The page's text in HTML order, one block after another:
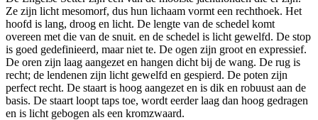
Ze zijn licht mesomorf, dus hun lichaam vormt een rechthoek. Het
hoofd is lang, droog en licht. De lengte van de schedel komt
overeen met die van de snuit. en de schedel is licht gewelfd. De stop
is goed gedefinieerd, maar niet te. De ogen zijn groot en expressief.
De oren zijn laag aangezet en hangen dicht bij de wang. De rug is
recht; de lendenen zijn licht gewelfd en gespierd. De poten zijn
perfect recht. De staart is hoog aangezet en is dik en robuust aan de
basis. De staart loopt taps toe, wordt eerder laag dan hoog gedragen
en is licht gebogen als een kromzwaard.